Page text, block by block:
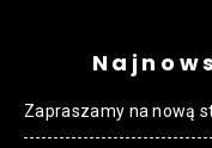
Zapraszamy na nową